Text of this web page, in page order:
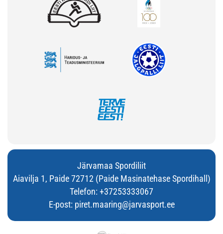
Järvamaa Spordiliit
Aiavilja 1, Paide 72712 (Paide Masinatehase Spordihall)
Telefon: +37253333067
E-post: piret.maaring@jarvasport.ee